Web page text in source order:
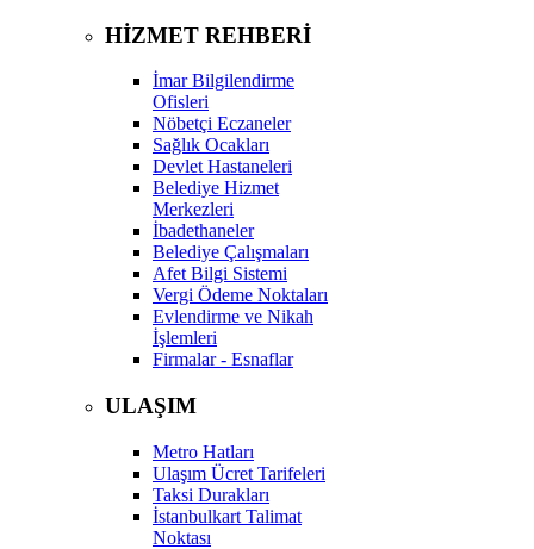
HİZMET REHBERİ
İmar Bilgilendirme
Ofisleri
Nöbetçi Eczaneler
Sağlık Ocakları
Devlet Hastaneleri
Belediye Hizmet
Merkezleri
İbadethaneler
Belediye Çalışmaları
Afet Bilgi Sistemi
Vergi Ödeme Noktaları
Evlendirme ve Nikah
İşlemleri
Firmalar - Esnaflar
ULAŞIM
Metro Hatları
Ulaşım Ücret Tarifeleri
Taksi Durakları
İstanbulkart Talimat
Noktası